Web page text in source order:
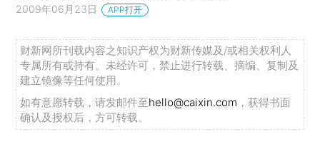
2009年06月23日 APP打开
财新网所刊载内容之知识产权为财新传媒及/或相关权利人
专属所有或持有。未经许可，禁止进行转载、摘编、复制及
建立镜像等任何使用。
如有意愿转载，请发邮件至hello@caixin.com ，获得书面
确认及授权后，方可转载。